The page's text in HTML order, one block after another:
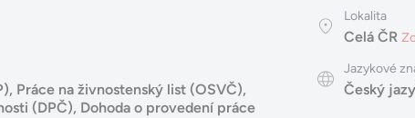
Lokalita
Celá ČR
, Práce na živnostenský list (OSVČ),
(DPČ), Dohoda o provedení práce
Jazykové
Český